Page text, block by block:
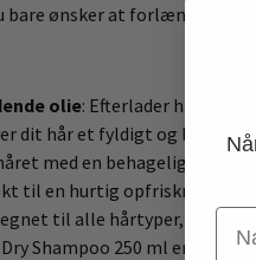
ønsker at forlænge din
olie: Efterlader håret
dit hår et fyldigt og løftende
med en behagelig og ren
til en hurtig opfriskning på
til alle hårtyper, inklusive
Shampoo 250 ml er
Navn